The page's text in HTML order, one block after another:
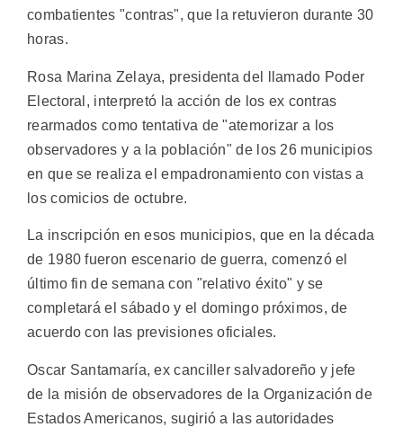
combatientes "contras", que la retuvieron durante 30
horas.
Rosa Marina Zelaya, presidenta del llamado Poder
Electoral, interpretó la acción de los ex contras
rearmados como tentativa de "atemorizar a los
observadores y a la población" de los 26 municipios
en que se realiza el empadronamiento con vistas a
los comicios de octubre.
La inscripción en esos municipios, que en la década
de 1980 fueron escenario de guerra, comenzó el
último fin de semana con "relativo éxito" y se
completará el sábado y el domingo próximos, de
acuerdo con las previsiones oficiales.
Oscar Santamaría, ex canciller salvadoreño y jefe
de la misión de observadores de la Organización de
Estados Americanos, sugirió a las autoridades